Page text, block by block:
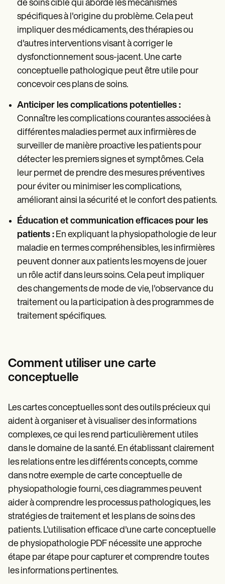
de soins ciblé qui aborde les mécanismes
spécifiques à l'origine du problème. Cela peut
impliquer des médicaments, des thérapies ou
d'autres interventions visant à corriger le
dysfonctionnement sous-jacent. Une carte
conceptuelle pathologique peut être utile pour
concevoir ces plans de soins.
Anticiper les complications potentielles :
Connaître les complications courantes associées à
différentes maladies permet aux infirmières de
surveiller de manière proactive les patients pour
détecter les premiers signes et symptômes. Cela
leur permet de prendre des mesures préventives
pour éviter ou minimiser les complications,
améliorant ainsi la sécurité et le confort des patients.
Éducation et communication efficaces pour les
patients : En expliquant la physiopathologie de leur
maladie en termes compréhensibles, les infirmières
peuvent donner aux patients les moyens de jouer
un rôle actif dans leurs soins. Cela peut impliquer
des changements de mode de vie, l'observance du
traitement ou la participation à des programmes de
traitement spécifiques.
Comment utiliser une carte
conceptuelle
Les cartes conceptuelles sont des outils précieux qui
aident à organiser et à visualiser des informations
complexes, ce qui les rend particulièrement utiles
dans le domaine de la santé. En établissant clairement
les relations entre les différents concepts, comme
dans notre exemple de carte conceptuelle de
physiopathologie fourni, ces diagrammes peuvent
aider à comprendre les processus pathologiques, les
stratégies de traitement et les plans de soins des
patients. L'utilisation efficace d'une carte conceptuelle
de physiopathologie PDF nécessite une approche
étape par étape pour capturer et comprendre toutes
les informations pertinentes.